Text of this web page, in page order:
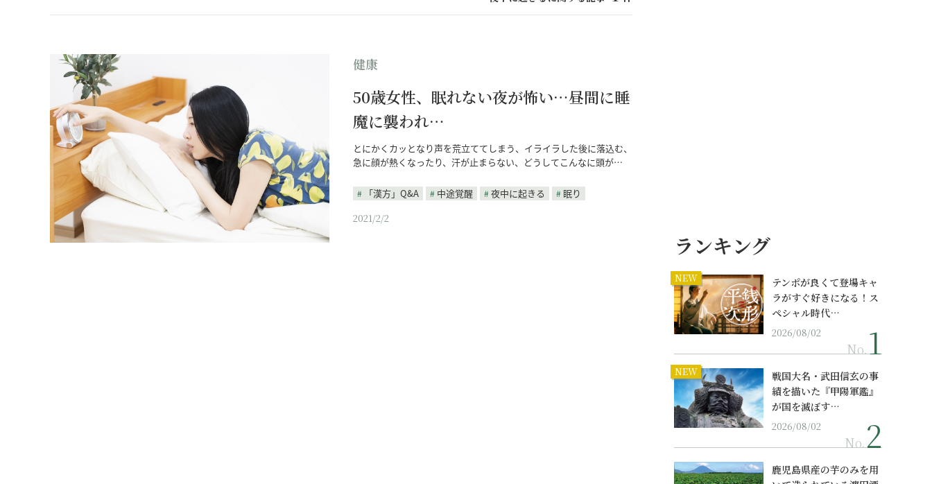
健康
50歳女性、眠れない夜が怖い…昼間に睡
魔に襲われ…
とにかくカッとなり声を荒立ててしまう、イライラした後に落込む、
急に顔が熱くなったり、汗が止まらない、どうしてこんなに頭が…
「漢方」Q&A 中途覚醒 夜中に起きる
眠り
2021/2/2
ランキング
NEW
テンポが良くて登場キャ
ラがすぐ好きになる！ス
ペシャル時代…
2026/08/02
No.
NEW
戦国大名・武田信玄の事
績を描いた『甲陽軍鑑』
が国を滅ぼす…
2026/08/02
No.
鹿児島県産の芋のみを用